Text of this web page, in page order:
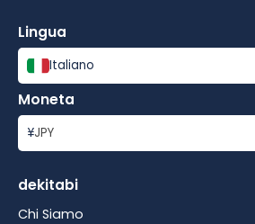
Lingua
Italiano
Moneta
¥JPY
dekitabi
Chi Siamo